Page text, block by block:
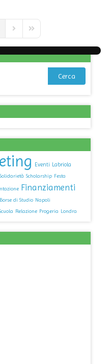
PageNext PageLast Page
Cerca
Eventi Labriola
Solidarietà Scholarship Festa
Finanziamenti
Borse di Studio Napoli
Relazione Progeria Londra